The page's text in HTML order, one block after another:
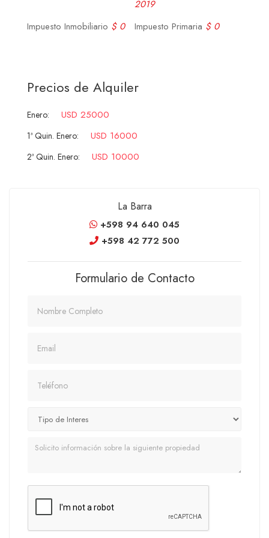
2019
Impuesto Inmobiliario $ 0 Impuesto Primaria $ 0
Precios de Alquiler
Enero: USD 25000
1ª Quin. Enero: USD 16000
2ª Quin. Enero: USD 10000
La Barra
+598 94 640 045
+598 42 772 500
Formulario de Contacto
Mensaje